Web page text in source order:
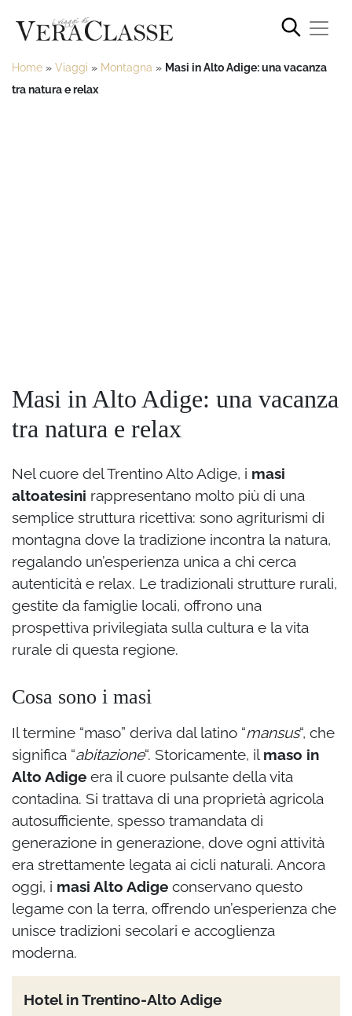
Home » Viaggi » Montagna » Masi in Alto Adige: una vacanza
tra natura e relax
Masi in Alto Adige: una vacanza
tra natura e relax
Nel cuore del Trentino Alto Adige, i masi
altoatesini rappresentano molto più di una
semplice struttura ricettiva: sono agriturismi di
montagna dove la tradizione incontra la natura,
regalando un’esperienza unica a chi cerca
autenticità e relax. Le tradizionali strutture rurali,
gestite da famiglie locali, offrono una
prospettiva privilegiata sulla cultura e la vita
rurale di questa regione.
Cosa sono i masi
Il termine “maso” deriva dal latino “mansus“, che
significa “abitazione“. Storicamente, il maso in
Alto Adige era il cuore pulsante della vita
contadina. Si trattava di una proprietà agricola
autosufficiente, spesso tramandata di
generazione in generazione, dove ogni attività
era strettamente legata ai cicli naturali. Ancora
oggi, i masi Alto Adige conservano questo
legame con la terra, offrendo un’esperienza che
unisce tradizioni secolari e accoglienza
moderna.
Hotel in Trentino-Alto Adige